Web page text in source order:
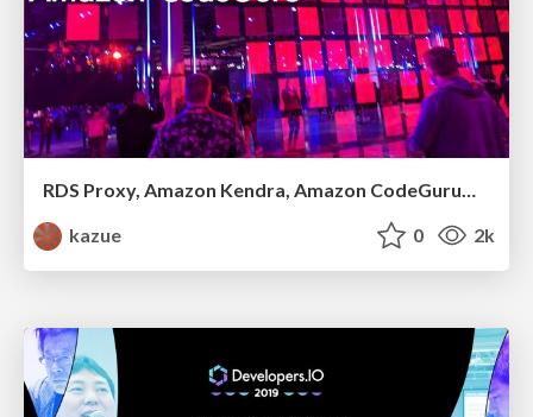
RDS Proxy, Amazon Kendra, Amazon CodeGuruの紹介 #cmregrowth #reinvent
kazue
0 2k